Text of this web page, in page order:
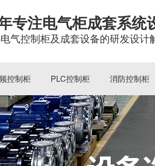
专注电气柜成套系统
气控制柜及成套设备的研发设计
控制柜 PLC控制柜 消防控制柜